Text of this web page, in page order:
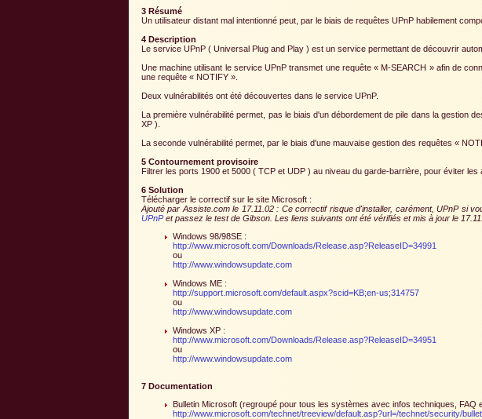
3 Résumé
Un utilisateur distant mal intentionné peut, par le biais de requêtes UPnP habilement
4 Description
Le service UPnP ( Universal Plug and Play ) est un service permettant de découvrir
Une machine utilisant le service UPnP transmet une requête « M-SEARCH » afin de
une requête « NOTIFY ».
Deux vulnérabilités ont été découvertes dans le service UPnP.
La première vulnérabilité permet, pas le biais d'un débordement de pile dans la gestion
XP ).
La seconde vulnérabilité permet, par le biais d'une mauvaise gestion des requêtes «
5 Contournement provisoire
Filtrer les ports 1900 et 5000 ( TCP et UDP ) au niveau du garde-barrière, pour éviter les
6 Solution
Télécharger le correctif sur le site Microsoft :
Ajouté par Assiste.com le 17.11.02 : Ce correctif risque d'installer, carément, UPnP si
UPnPet passez le test de Gibson. Les liens suivants ont été vérifiés et mis à jour le
Windows 98/98SE :
http://www.microsoft.com/Downloads/Release.asp?ReleaseID=34991
ou
http://www.windowsupdate.com
Windows ME :
http://support.microsoft.com/default.aspx?scid=KB;en-us;314757
ou
http://www.windowsupdate.com
Windows XP :
http://www.microsoft.com/Downloads/Release.asp?ReleaseID=34951
ou
http://www.windowsupdate.com
7 Documentation
Bulletin Microsoft (regroupé pour tous les systèmes avec infos techniques, FAQ
http://www.microsoft.com/technet/treeview/default.asp?url=/technet/security/